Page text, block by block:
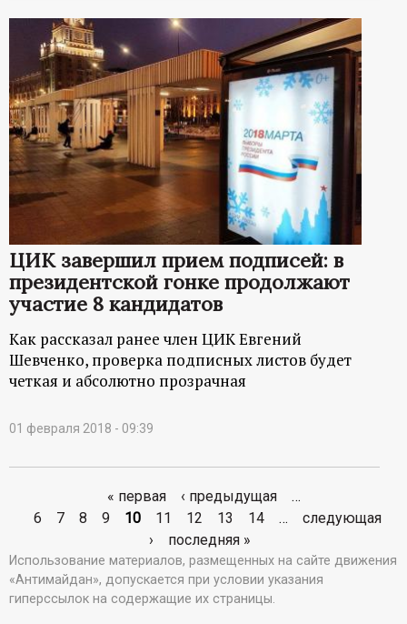
ЦИК завершил прием подписей: в
президентской гонке продолжают
участие 8 кандидатов
Как рассказал ранее член ЦИК Евгений
Шевченко, проверка подписных листов будет
четкая и абсолютно прозрачная
01 февраля 2018 - 09:39
т
р
« первая ‹ предыдущая
…
6
7 8 9 10 11 12 13 14 …
следующая
›
последняя »
Использование материалов, размещенных на сайте движения
«Антимайдан», допускается при условии указания
гиперссылок на содержащие их страницы.